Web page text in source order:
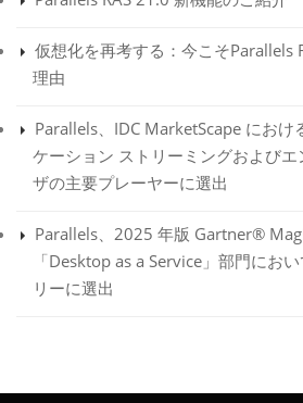
仮想化を再考する：今こそParallels
理由
Parallels、IDC MarketScape におけ
ケーション ストリーミングおよび
ザの主要プレーヤーに選出
Parallels、2025 年版 Gartner®
「Desktop as a Service」部門にお
リーに選出